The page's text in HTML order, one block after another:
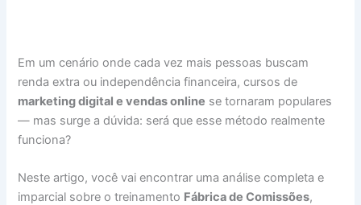
Em um cenário onde cada vez mais pessoas buscam
renda extra ou independência financeira, cursos de
marketing digital e vendas online se tornaram populares
— mas surge a dúvida: será que esse método realmente
funciona?
Neste artigo, você vai encontrar uma análise completa e
imparcial sobre o treinamento Fábrica de Comissões,